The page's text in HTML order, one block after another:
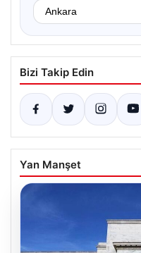
Bizi Takip Edin
Yan Manşet